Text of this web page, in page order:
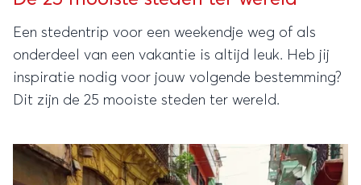
Een stedentrip voor een weekendje weg of als
onderdeel van een vakantie is altijd leuk. Heb jij
inspiratie nodig voor jouw volgende bestemming?
Dit zijn de 25 mooiste steden ter wereld.